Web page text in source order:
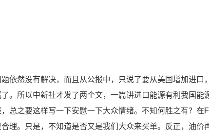
依然没有解决，而且从公报中，只说了要从美国增加进口
。所以中新社才发了两个文，一篇讲进口能源有利我国能
总之要这样写一下安慰一下大众情绪。不知何胜之有？在
理。只是，不知道是否又是我们大众来买单。反正，油价